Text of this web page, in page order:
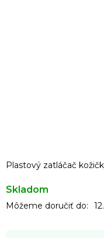
Plastový zatláčač
Skladom
Môžeme doručiť do: